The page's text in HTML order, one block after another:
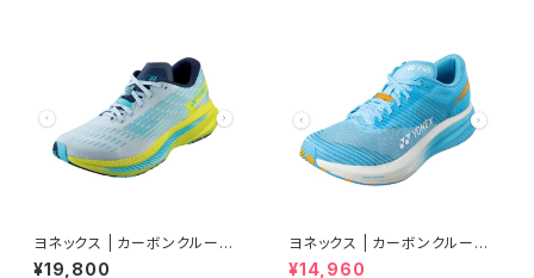
ヨネックス | カーボンクルーズS
R | フロスティブルー | Men
¥19,800
ヨネックス | カーボンクルーズ
エアラス | セルリアンブルー |
¥14,960